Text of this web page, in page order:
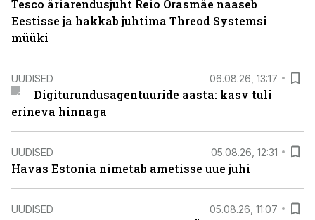
Tesco äriarendusjuht Reio Orasmäe naaseb
Eestisse ja hakkab juhtima Threod Systemsi
müüki
UUDISED 06.08.26, 13:17
Digiturundusagentuuride aasta: kasv tuli
erineva hinnaga
UUDISED 05.08.26, 12:31
Havas Estonia nimetab ametisse uue juhi
UUDISED 05.08.26, 11:07